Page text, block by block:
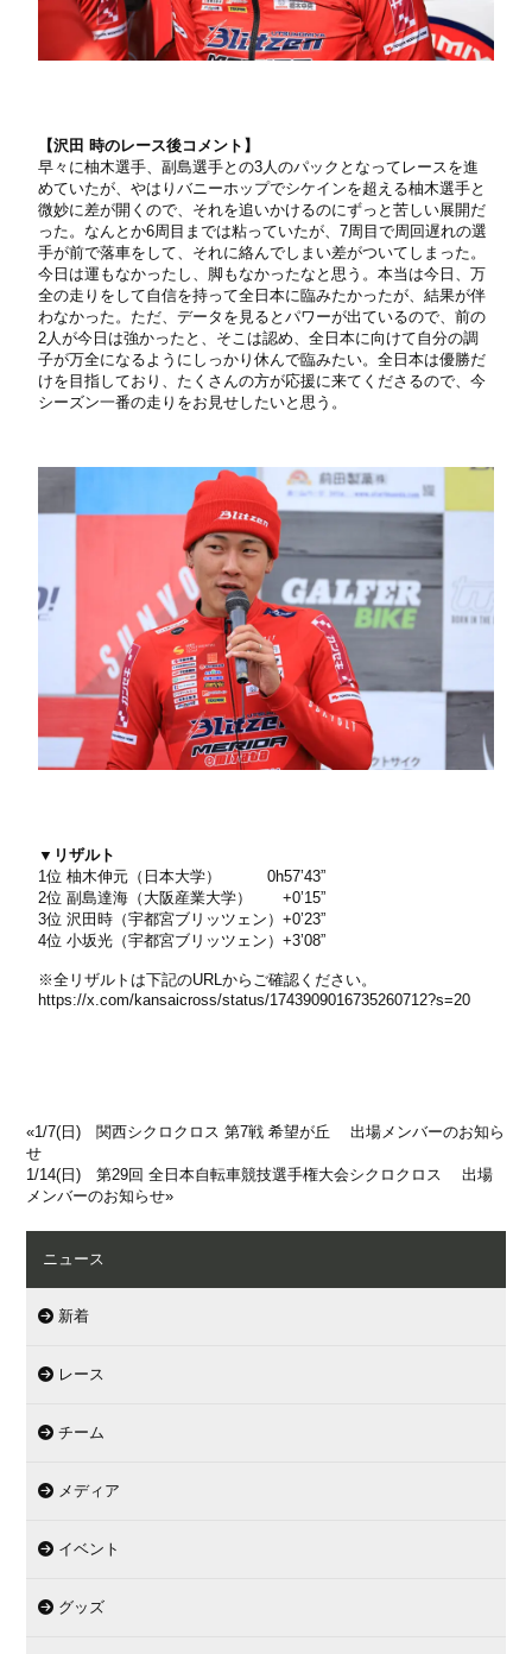
【沢田 時のレース後コメント】
早々に柚木選手、副島選手との3人のパックとなってレースを進
めていたが、やはりバニーホップでシケインを超える柚木選手と
微妙に差が開くので、それを追いかけるのにずっと苦しい展開だ
った。なんとか6周目までは粘っていたが、7周目で周回遅れの選
手が前で落車をして、それに絡んでしまい差がついてしまった。
今日は運もなかったし、脚もなかったなと思う。本当は今日、万
全の走りをして自信を持って全日本に臨みたかったが、結果が伴
わなかった。ただ、データを見るとパワーが出ているので、前の
2人が今日は強かったと、そこは認め、全日本に向けて自分の調
子が万全になるようにしっかり休んで臨みたい。全日本は優勝だ
けを目指しており、たくさんの方が応援に来てくださるので、今
シーズン一番の走りをお見せしたいと思う。
▼リザルト
1位 柚木伸元（日本大学） 0h57’43”
2位 副島達海（大阪産業大学） +0’15”
3位 沢田時（宇都宮ブリッツェン）+0’23”
4位 小坂光（宇都宮ブリッツェン）+3’08”
※全リザルトは下記のURLからご確認ください。
https://x.com/kansaicross/status/1743909016735260712?s=20
«1/7(日) 関西シクロクロス 第7戦 希望が丘 出場メンバーのお知ら
せ
1/14(日) 第29回 全日本自転車競技選手権大会シクロクロス 出場
メンバーのお知らせ»
ニュース
新着
レース
チーム
メディア
イベント
グッズ